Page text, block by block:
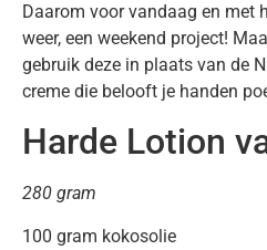
Daarom voor vandaag en met
weer, een weekend project!
gebruik deze in plaats van de
creme die belooft je handen
Harde Lotion
280 gram
100 gram kokosolie